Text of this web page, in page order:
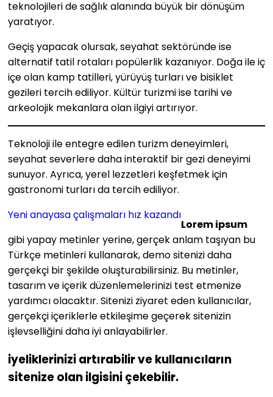
teknolojileri de sağlık alanında büyük bir dönüşüm
yaratıyor.
Geçiş yapacak olursak, seyahat sektöründe ise
alternatif tatil rotaları popülerlik kazanıyor. Doğa ile iç
içe olan kamp tatilleri, yürüyüş turları ve bisiklet
gezileri tercih ediliyor. Kültür turizmi ise tarihi ve
arkeolojik mekanlara olan ilgiyi artırıyor.
Teknoloji ile entegre edilen turizm deneyimleri,
seyahat severlere daha interaktif bir gezi deneyimi
sunuyor. Ayrıca, yerel lezzetleri keşfetmek için
gastronomi turları da tercih ediliyor.
Yeni anayasa çalışmaları hız kazandı
Lorem ipsum
gibi yapay metinler yerine, gerçek anlam taşıyan bu
Türkçe metinleri kullanarak, demo sitenizi daha
gerçekçi bir şekilde oluşturabilirsiniz. Bu metinler,
tasarım ve içerik düzenlemelerinizi test etmenize
yardımcı olacaktır. Sitenizi ziyaret eden kullanıcılar,
gerçekçi içeriklerle etkileşime geçerek sitenizin
işlevselliğini daha iyi anlayabilirler.
iyeliklerinizi artırabilir ve kullanıcıların
sitenize olan ilgisini çekebilir.